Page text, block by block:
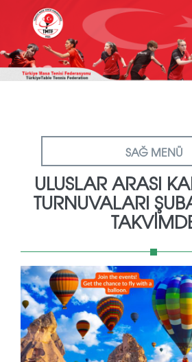
SAĞ MENÜ
ULUSLAR ARASI
TURNUVALARI